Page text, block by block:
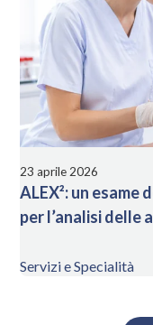
23 aprile 2026
ALEX²: un esame
per l’analisi delle
Servizi e Specialità